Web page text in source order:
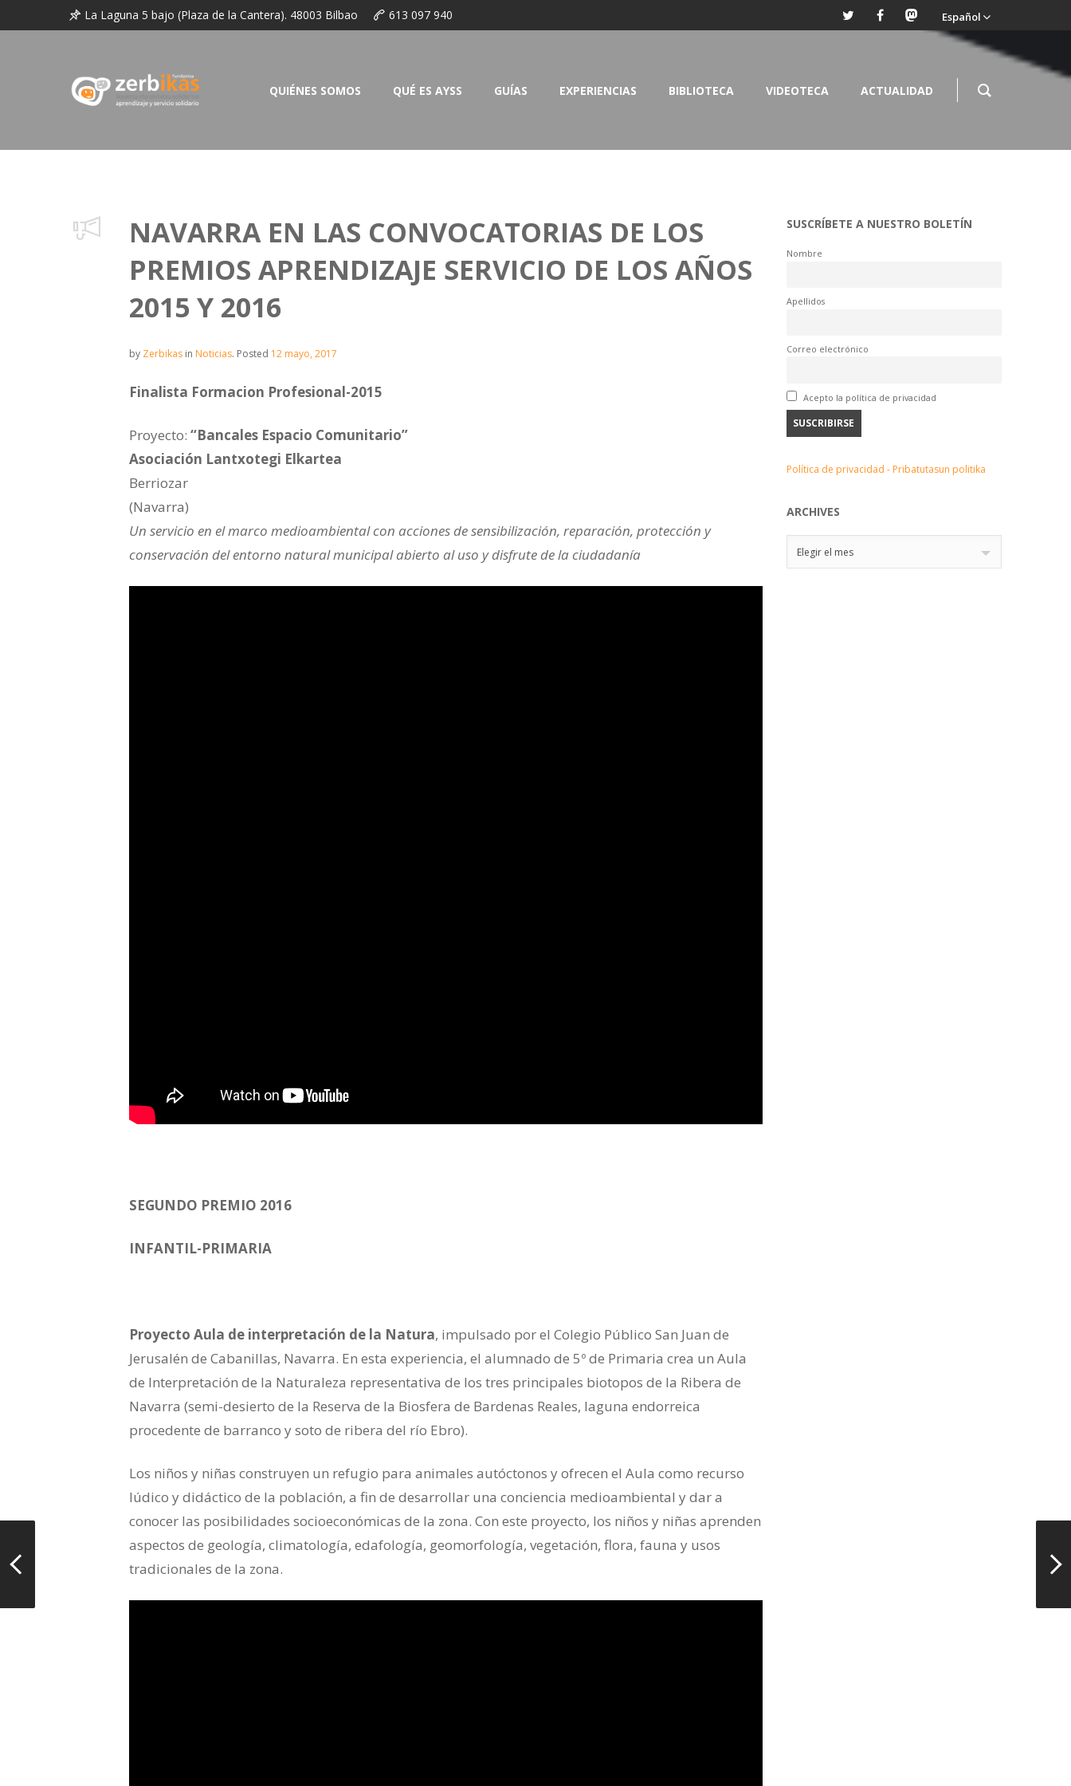
La Laguna 5 bajo (Plaza de la Cantera). 48003 Bilbao 613 097 940 Español
QUIÉNES SOMOS QUÉ ES AYSS GUÍAS EXPERIENCIAS BIBLIOTECA VIDEOTECA ACTUALIDAD
NAVARRA EN LAS CONVOCATORIAS DE LOS
PREMIOS APRENDIZAJE SERVICIO DE LOS AÑOS
2015 Y 2016
by Zerbikas in Noticias. Posted 12 mayo, 2017
Finalista Formacion Profesional-2015
Proyecto: “Bancales Espacio Comunitario”
Asociación Lantxotegi Elkartea
Berriozar
(Navarra)
Un servicio en el marco medioambiental con acciones de sensibilización, reparación, protección y
conservación del entorno natural municipal abierto al uso y disfrute de la ciudadanía
SEGUNDO PREMIO 2016
INFANTIL-PRIMARIA
Proyecto Aula de interpretación de la Natura, impulsado por el Colegio Público San Juan de
Jerusalén de Cabanillas, Navarra. En esta experiencia, el alumnado de 5º de Primaria crea un Aula
de Interpretación de la Naturaleza representativa de los tres principales biotopos de la Ribera de
Navarra (semi-desierto de la Reserva de la Biosfera de Bardenas Reales, laguna endorreica
procedente de barranco y soto de ribera del río Ebro).
Los niños y niñas construyen un refugio para animales autóctonos y ofrecen el Aula como recurso
lúdico y didáctico de la población, a fin de desarrollar una conciencia medioambiental y dar a
conocer las posibilidades socioeconómicas de la zona. Con este proyecto, los niños y niñas aprenden
aspectos de geología, climatología, edafología, geomorfología, vegetación, flora, fauna y usos
tradicionales de la zona.
SUSCRÍBETE A NUESTRO BOLETÍN
Nombre
Apellidos
Correo electrónico
Acepto la política de privacidad
Política de privacidad - Pribatutasun politika
ARCHIVES
Elegir el mes